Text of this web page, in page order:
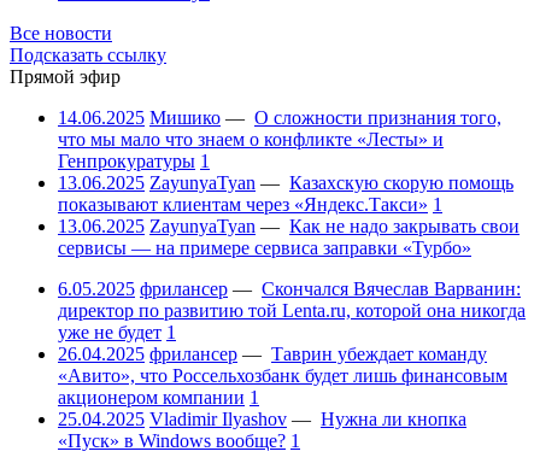
Все новости
Подсказать ссылку
Прямой эфир
14.06.2025 Мишико — О сложности признания того,
что мы мало что знаем о конфликте «Лесты» и
Генпрокуратуры 1
13.06.2025 ZayunyaTyan — Казахскую скорую помощь
показывают клиентам через «Яндекс.Такси» 1
13.06.2025 ZayunyaTyan — Как не надо закрывать свои
сервисы — на примере сервиса заправки «Турбо»
6.05.2025 фрилансер — Скончался Вячеслав Варванин:
директор по развитию той Lenta.ru, которой она никогда
уже не будет 1
26.04.2025 фрилансер — Таврин убеждает команду
«Авито», что Россельхозбанк будет лишь финансовым
акционером компании 1
25.04.2025 Vladimir Ilyashov — Нужна ли кнопка
«Пуск» в Windows вообще? 1